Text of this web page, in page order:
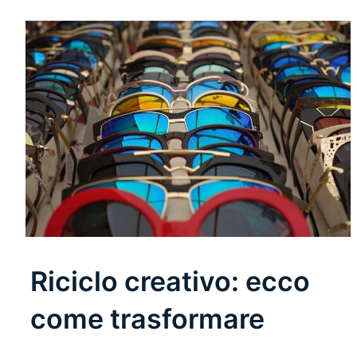
Riciclo creativo: ecco
come trasformare